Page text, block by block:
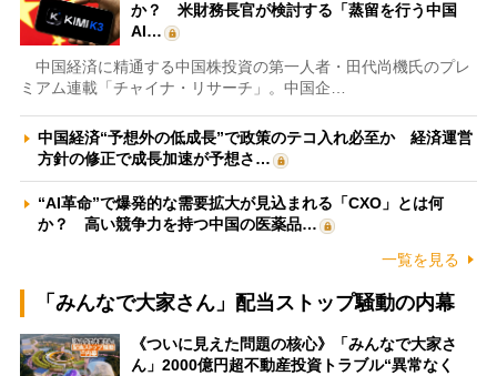
か？ 米財務長官が検討する「蒸留を行う中国
AI…
中国経済に精通する中国株投資の第一人者・田代尚機氏のプレ
ミアム連載「チャイナ・リサーチ」。中国企…
中国経済“予想外の低成長”で政策のテコ入れ必至か 経済運営
方針の修正で成長加速が予想さ…
“AI革命”で爆発的な需要拡大が見込まれる「CXO」とは何
か？ 高い競争力を持つ中国の医薬品…
一覧を見る
「みんなで大家さん」配当ストップ騒動の内幕
《ついに見えた問題の核心》「みんなで大家さ
ん」2000億円超不動産投資トラブル“異常なく